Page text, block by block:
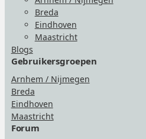
Breda
Eindhoven
Maastricht
Blogs
Gebruikersgroepen
Arnhem / Nijmegen
Breda
Eindhoven
Maastricht
Forum